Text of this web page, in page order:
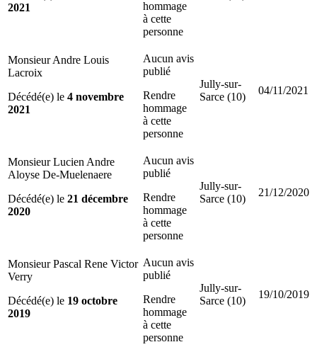
2021
hommage
à cette
personne
Monsieur Andre Louis
Lacroix
Décédé(e) le 4 novembre
2021
Aucun avis
publié
Rendre
hommage
à cette
personne
Jully-sur-
Sarce (10)
04/11/2021
Monsieur Lucien Andre
Aloyse De-Muelenaere
Décédé(e) le 21 décembre
2020
Aucun avis
publié
Rendre
hommage
à cette
personne
Jully-sur-
Sarce (10)
21/12/2020
Monsieur Pascal Rene Victor
Verry
Décédé(e) le 19 octobre
2019
Aucun avis
publié
Rendre
hommage
à cette
personne
Jully-sur-
Sarce (10)
19/10/2019